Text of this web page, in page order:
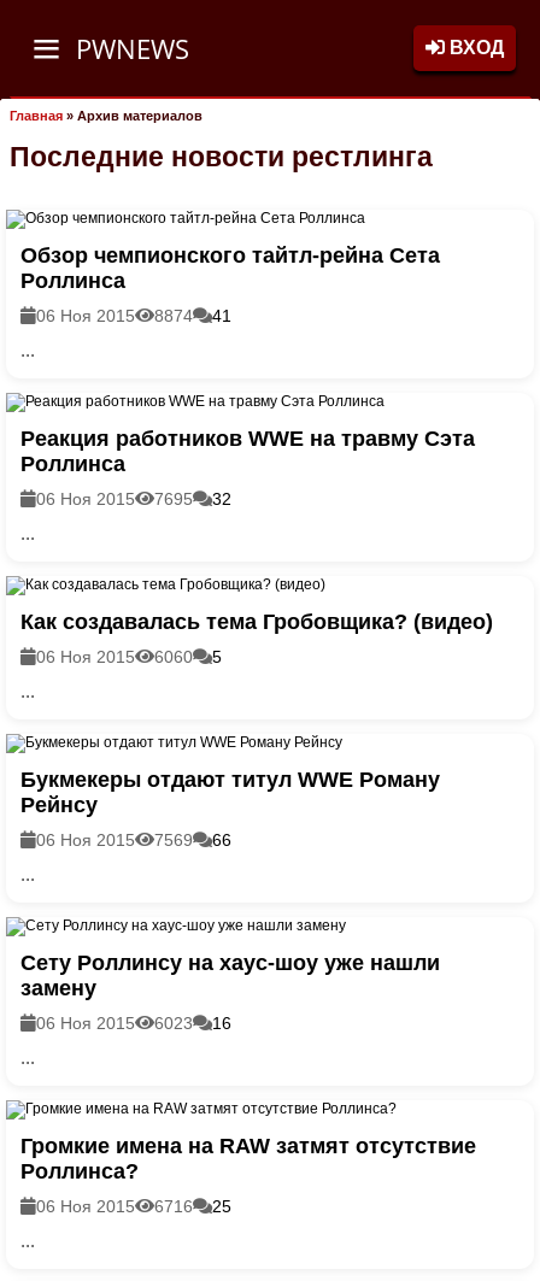
PWNEWS ВХОД
Главная » Архив материалов
Последние новости рестлинга
Обзор чемпионского тайтл-рейна Сета
Роллинса
06 Ноя 2015 8874 41
...
Реакция работников WWE на травму Сэта
Роллинса
06 Ноя 2015 7695 32
...
Как создавалась тема Гробовщика? (видео)
06 Ноя 2015 6060 5
...
Букмекеры отдают титул WWE Роману
Рейнсу
06 Ноя 2015 7569 66
...
Сету Роллинсу на хаус-шоу уже нашли
замену
06 Ноя 2015 6023 16
...
Громкие имена на RAW затмят отсутствие
Роллинса?
06 Ноя 2015 6716 25
...